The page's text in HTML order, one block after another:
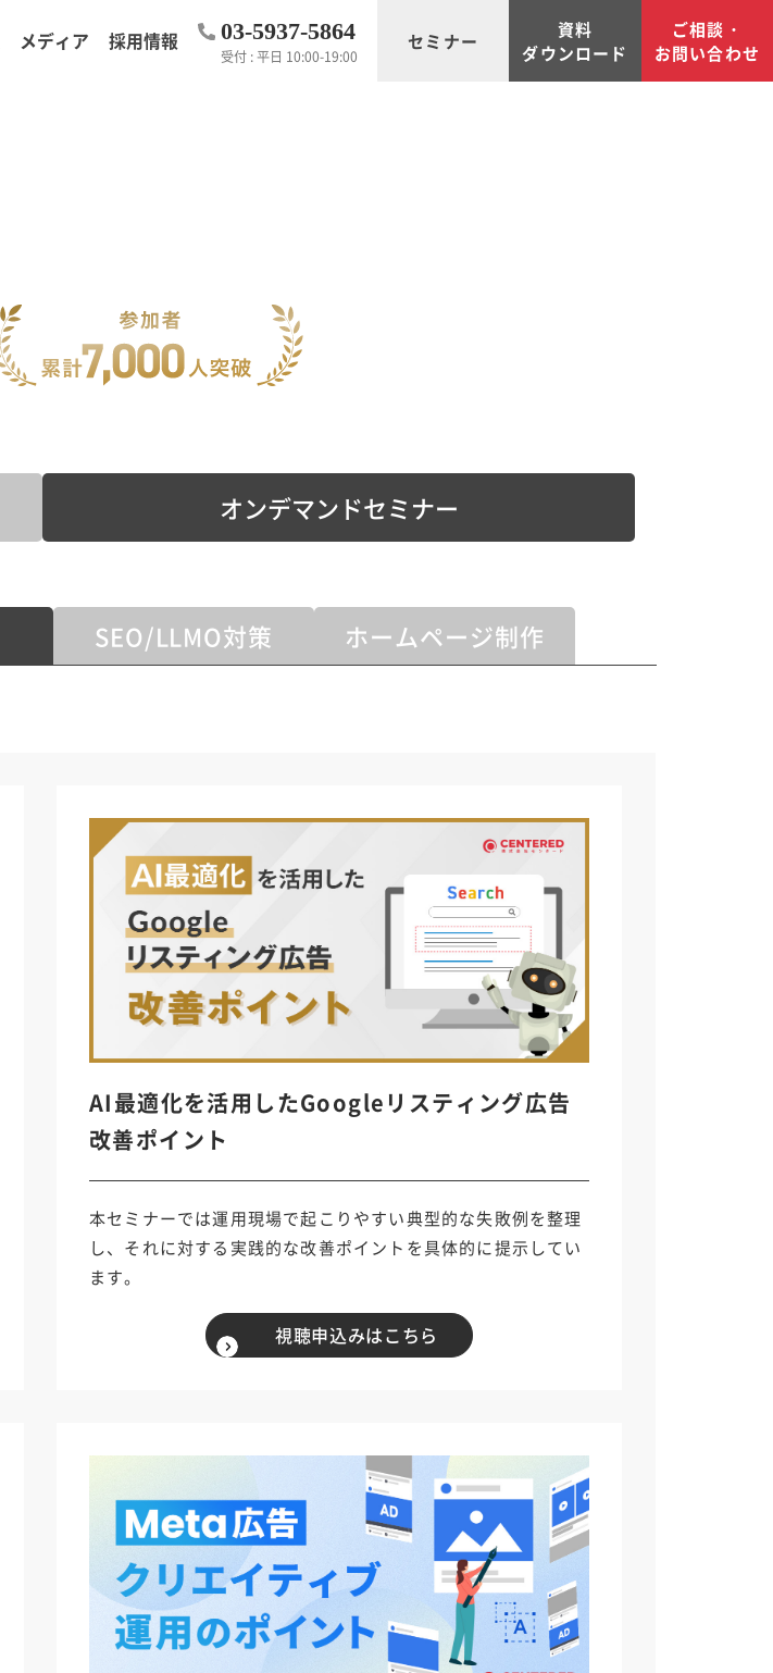
メディア 採用情報 03-5937-5864
受付 : 平日 10:00-19:00
セミナー
資料
ダウンロード
ご相談・
お問い合わせ
オンデマンドセミナー
SEO/LLMO対策 ホームページ制作
AI最適化を活用したGoogleリスティング広告
改善ポイント
本セミナーでは運用現場で起こりやすい典型的な失敗例を整理
し、それに対する実践的な改善ポイントを具体的に提示してい
ます。
視聴申込みはこちら